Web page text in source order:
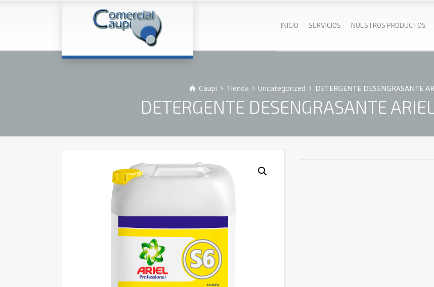
INICIO SERVICIOS NUESTROS PRODUCTOS
Caupi Tienda Uncategorized DETERGENTE DESENGRASANTE
DETERGENTE DESENGRASANTE